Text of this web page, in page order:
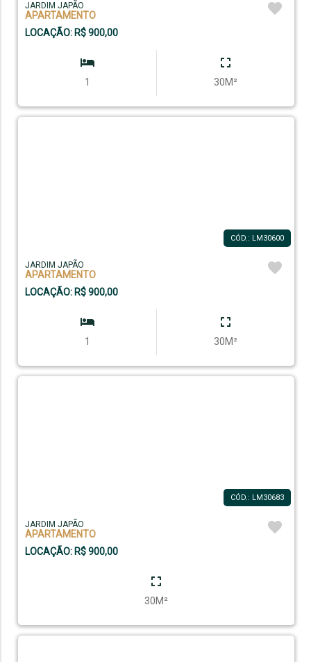
JARDIM JAPÃO
APARTAMENTO
LOCAÇÃO: R$ 900,00
1 30M²
CÓD.: LM30600
JARDIM JAPÃO
APARTAMENTO
LOCAÇÃO: R$ 900,00
1 30M²
CÓD.: LM30683
JARDIM JAPÃO
APARTAMENTO
LOCAÇÃO: R$ 900,00
30M²